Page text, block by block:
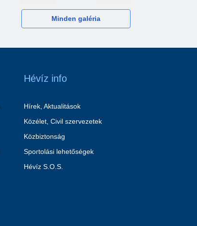
Minden galéria
Hévíz info
Hírek, Aktualitások
Közélet, Civil szervezetek
Közbiztonság
Sportolási lehetőségek
Hévíz S.O.S.